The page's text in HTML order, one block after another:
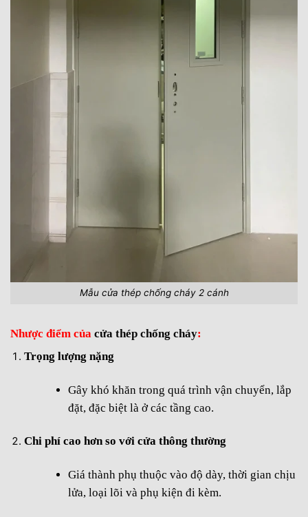
Mẫu cửa thép chống cháy 2 cánh
Nhược điểm của cửa thép chống cháy:
Trọng lượng nặng
Gây khó khăn trong quá trình vận chuyển, lắp
đặt, đặc biệt là ở các tầng cao.
Chi phí cao hơn so với cửa thông thường
Giá thành phụ thuộc vào độ dày, thời gian chịu
lửa, loại lõi và phụ kiện đi kèm.